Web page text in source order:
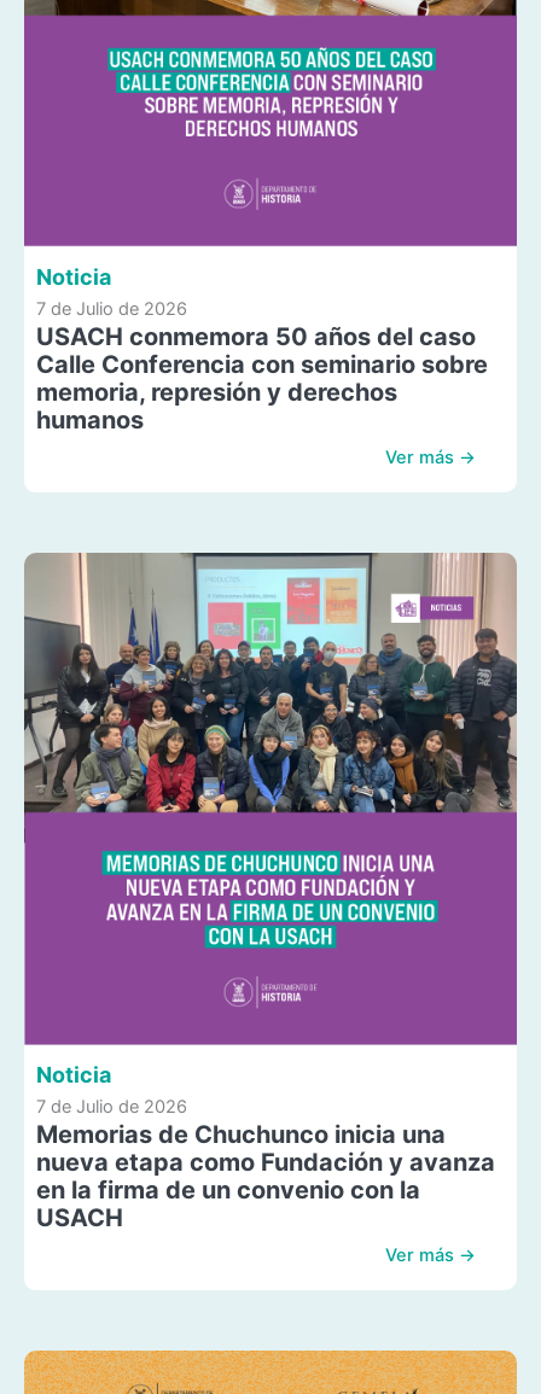
Noticia
7 de Julio de 2026
USACH conmemora 50 años del caso
Calle Conferencia con seminario sobre
memoria, represión y derechos
humanos
Ver más →
Noticia
7 de Julio de 2026
Memorias de Chuchunco inicia una
nueva etapa como Fundación y avanza
en la firma de un convenio con la
USACH
Ver más →